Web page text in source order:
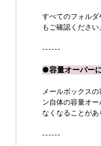
すべてのフォル
もご確認ください
------
●容量オーバー
メールボックス
ン自体の容量オ
なくなることがあ
------